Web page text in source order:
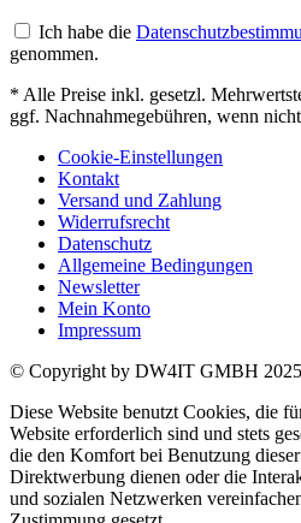
Ich habe die
genommen.
* Alle Preise inkl. gesetzl.
ggf. Nachnahmegebühren, wenn
Cookie-Einstellungen
Kontakt
Versand und Zahlung
Widerrufsrecht
Datenschutz
Allgemeine Bedingungen
Newsletter
Mein Konto
Impressum
© Copyright by DW4IT GMBH 2025
Diese Website benutzt Cookies, die
Website erforderlich sind und stets
die den Komfort bei Benutzung
Direktwerbung dienen oder die
und sozialen Netzwerken